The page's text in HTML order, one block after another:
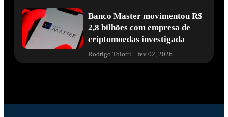
Banco Master movimentou R$
2,8 bilhões com empresa de
criptomoedas investigada
Rodrigo Tolotti fev 02, 2026